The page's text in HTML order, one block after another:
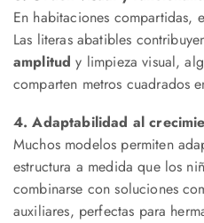
En habitaciones compartidas,
Las literas abatibles
amplitud y limpieza visual,
comparten metros cuadrados
4. Adaptabilidad al
Muchos modelos permiten
estructura a medida que los
combinarse con soluciones
auxiliares, perfectas para